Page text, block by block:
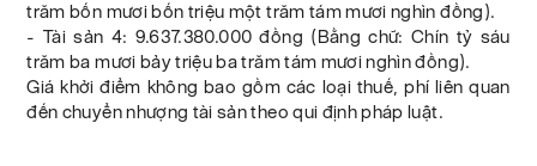
trăm bốn mươi bốn triệu một trăm tám mươi nghìn đồng).
- Tài sản 4: 9.637.380.000 đồng (Bằng chữ: Chín tỷ sáu
trăm ba mươi bảy triệu ba trăm tám mươi nghìn đồng).
Giá khởi điểm không bao gồm các loại thuế, phí liên quan
đến chuyển nhượng tài sản theo qui định pháp luật.